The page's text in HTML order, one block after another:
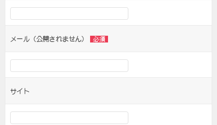
シ
ョ
ンメール（公開されません） 必須
サイト